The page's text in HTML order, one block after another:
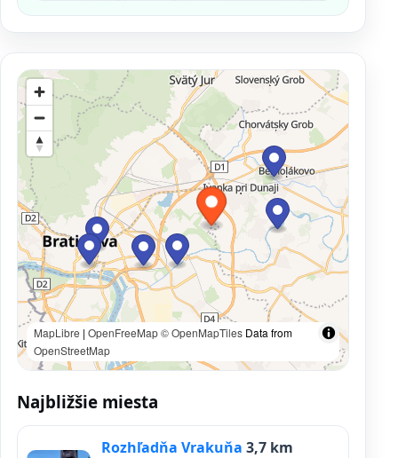
MapLibre | OpenFreeMap© OpenMapTiles Data from
OpenStreetMap
Najbližšie miesta
Rozhľadňa Vrakuňa 3,7 km